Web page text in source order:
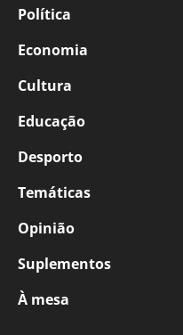
Política
Economia
Cultura
Educação
Desporto
Temáticas
Opinião
Suplementos
À mesa